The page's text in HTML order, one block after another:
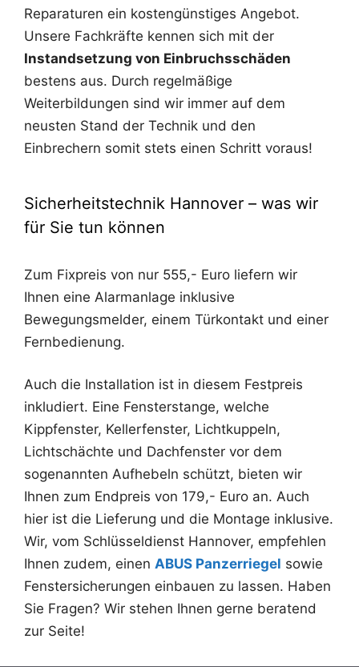
Reparaturen ein kostengünstiges Angebot.
Unsere Fachkräfte kennen sich mit der
Instandsetzung von Einbruchsschäden
bestens aus. Durch regelmäßige
Weiterbildungen sind wir immer auf dem
neusten Stand der Technik und den
Einbrechern somit stets einen Schritt voraus!
Sicherheitstechnik Hannover – was wir
für Sie tun können
Zum Fixpreis von nur 555,- Euro liefern wir
Ihnen eine Alarmanlage inklusive
Bewegungsmelder, einem Türkontakt und einer
Fernbedienung.
Auch die Installation ist in diesem Festpreis
inkludiert. Eine Fensterstange, welche
Kippfenster, Kellerfenster, Lichtkuppeln,
Lichtschächte und Dachfenster vor dem
sogenannten Aufhebeln schützt, bieten wir
Ihnen zum Endpreis von 179,- Euro an. Auch
hier ist die Lieferung und die Montage inklusive.
Wir, vom Schlüsseldienst Hannover, empfehlen
Ihnen zudem, einen ABUS Panzerriegel sowie
Fenstersicherungen einbauen zu lassen. Haben
Sie Fragen? Wir stehen Ihnen gerne beratend
zur Seite!